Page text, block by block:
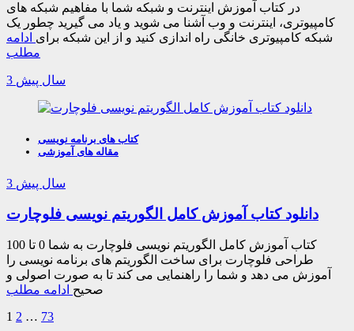
در کتاب آموزش اینترنت و شبکه شما با مفاهیم شبکه های
کامپیوتری، اینترنت و وب آشنا می شوید و یاد می گیرید چطور یک
شبکه کامپیوتری خانگی راه اندازی کنید و از این شبکه برای ادامه
مطلب
3 سال پیش
کتاب های برنامه نویسی
مقاله های آموزشی
3 سال پیش
دانلود کتاب آموزش کامل الگوریتم نویسی فلوچارت
کتاب آموزش کامل الگوریتم نویسی فلوچارت به شما 0 تا 100
طراحی فلوچارت برای ساخت الگوریتم های برنامه نویسی را
آموزش می دهد و شما را راهنمایی می کند تا به صورت اصولی و
صحیح ادامه مطلب
1 2 … 73